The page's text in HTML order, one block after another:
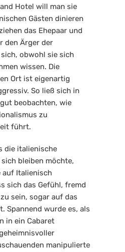
Hotel will man sie
Gästen dinieren
das Ehepaar und
den Ärger der
obwohl sie sich
wissen. Die
Ort ist eigenartig
So ließ sich in
beobachten, wie
zu
führt.
die italienische
bleiben möchte,
auf Italienisch
sich das Gefühl, fremd
sein, sogar auf das
Spannend wurde es, als
in ein Cabaret
manipulierte